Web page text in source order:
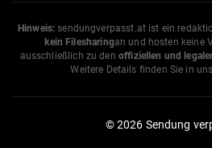
Hinweis: sendungverpasst.at ist ein
kein Filesharingan und hosten keine
ausschließlich zu den offiziellen und
Weitere Details finden Sie in
© 2026 Sendung